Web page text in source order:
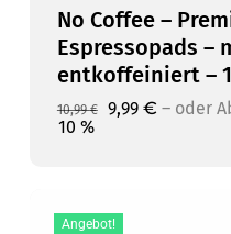
No Coffee –
Espressopads –
entkoffeiniert –
10,99€
Ursprünglicher
Preis
9,99 €Aktueller
–oder
10 %
Preis
9,99€
Preis
–oder
Angebot!